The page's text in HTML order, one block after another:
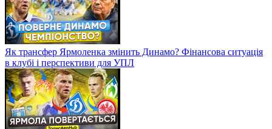
Як трансфер Ярмоленка змінить Динамо? Фінансова ситуація
в клубі і перспективи для УПЛ